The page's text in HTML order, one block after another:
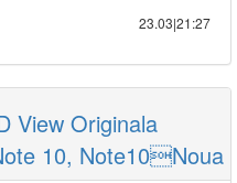
23.03|21:27
View Originala
10, Note10Noua